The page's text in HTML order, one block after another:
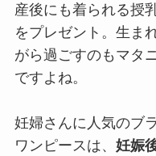
産後にも着られる授
をプレゼント。生ま
がら過ごすのもマタ
ですよね。
妊婦さんに人気のブ
ワンピースは、 妊娠